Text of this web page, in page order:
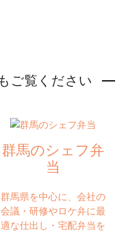
ご覧ください
群馬のシェフ弁
当
群馬県を中心に、会社の
会議・研修やロケ弁に最
適な仕出し・宅配弁当を